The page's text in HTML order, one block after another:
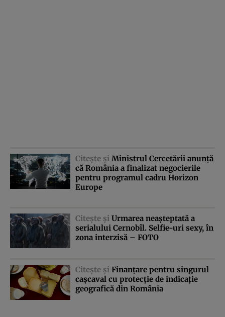
Citeşte şi Ministrul Cercetării anunţă
că România a finalizat negocierile
pentru programul cadru Horizon
Europe
Citeşte şi Urmarea neaşteptată a
serialului Cernobîl. Selfie-uri sexy, în
zona interzisă – FOTO
Citeşte şi Finanţare pentru singurul
caşcaval cu protecţie de indicaţie
geografică din România